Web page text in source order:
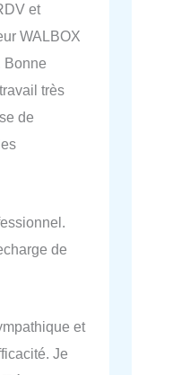
et
WALBOX
Bonne
très
de
de
et
Je